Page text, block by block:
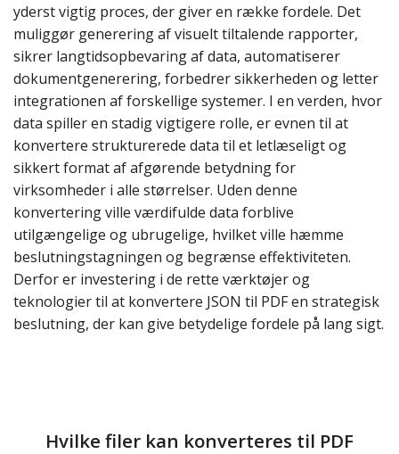
yderst vigtig proces, der giver en række fordele. Det
muliggør generering af visuelt tiltalende rapporter,
sikrer langtidsopbevaring af data, automatiserer
dokumentgenerering, forbedrer sikkerheden og letter
integrationen af forskellige systemer. I en verden, hvor
data spiller en stadig vigtigere rolle, er evnen til at
konvertere strukturerede data til et letlæseligt og
sikkert format af afgørende betydning for
virksomheder i alle størrelser. Uden denne
konvertering ville værdifulde data forblive
utilgængelige og ubrugelige, hvilket ville hæmme
beslutningstagningen og begrænse effektiviteten.
Derfor er investering i de rette værktøjer og
teknologier til at konvertere JSON til PDF en strategisk
beslutning, der kan give betydelige fordele på lang sigt.
Hvilke filer kan konverteres til PDF